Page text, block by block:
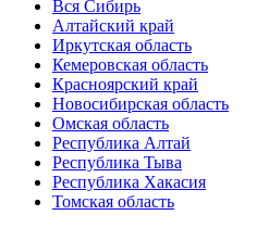
Вся Сибирь
Алтайский край
Иркутская область
Кемеровская область
Красноярский край
Новосибирская область
Омская область
Республика Алтай
Республика Тыва
Республика Хакасия
Томская область